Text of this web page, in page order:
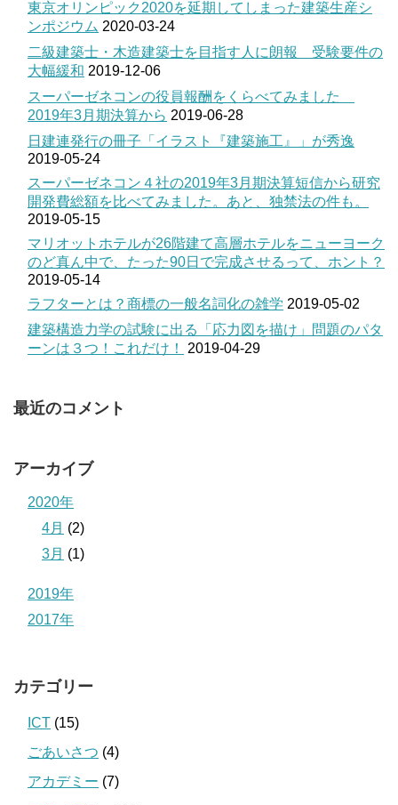
東京オリンピック2020を延期してしまった建築生産シ
ンポジウム 2020-03-24
二級建築士・木造建築士を目指す人に朗報 受験要件の
大幅緩和 2019-12-06
スーパーゼネコンの役員報酬をくらべてみました
2019年3月期決算から 2019-06-28
日建連発行の冊子「イラスト『建築施工』」が秀逸
2019-05-24
スーパーゼネコン４社の2019年3月期決算短信から研究
開発費総額を比べてみました。あと、独禁法の件も。
2019-05-15
マリオットホテルが26階建て高層ホテルをニューヨーク
のど真ん中で、たった90日で完成させるって、ホント？
2019-05-14
ラフターとは？商標の一般名詞化の雑学 2019-05-02
建築構造力学の試験に出る「応力図を描け」問題のパタ
ーンは３つ！これだけ！
2019-04-29
最近のコメント
アーカイブ
2020年
4月 (2)
3月 (1)
2019年
2017年
カテゴリー
ICT (15)
ごあいさつ (4)
アカデミー (7)